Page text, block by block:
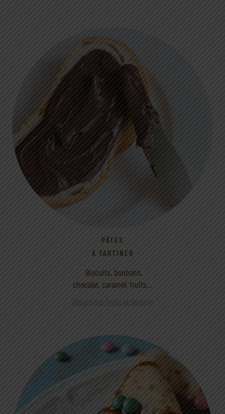
PÂTES
À TARTINER
Biscuits, bonbons,
chocolat, caramel, fruits…
Découvrez toute la gamme